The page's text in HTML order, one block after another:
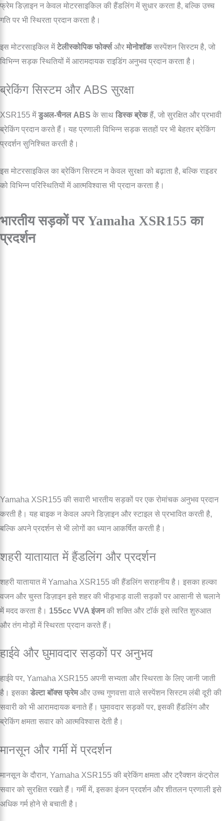
फ्रेम डिज़ाइन न केवल मोटरसाइकिल की हैंडलिंग में सुधार करता है, बल्कि उच्च
गति पर भी स्थिरता प्रदान करता है।
इस मोटरसाइकिल मेंटेलीस्कोपिक फोर्क्सऔर मोनोशॉकसस्पेंशन सिस्टम है, जो
विभिन्न सड़क स्थितियों में आरामदायक राइडिंग अनुभव प्रदान करता है।
ब्रेकिंग सिस्टम और ABS सुरक्षा
XSR155 मेंडुअल-चैनल ABS के साथ डिस्क ब्रेकहैं, जो सुरक्षित और प्रभावी
ब्रेकिंग प्रदान करते हैं। यह प्रणाली विभिन्न सड़क सतहों पर भी बेहतर ब्रेकिंग
प्रदर्शन सुनिश्चित करती है।
इस मोटरसाइकिल का ब्रेकिंग सिस्टम न केवल सुरक्षा को बढ़ाता है, बल्कि राइडर
को विभिन्न परिस्थितियों में आत्मविश्वास भी प्रदान करता है।
भारतीय सड़कों पर Yamaha XSR155 का
प्रदर्शन
Yamaha XSR155 की सवारी भारतीय सड़कों पर एक रोमांचक अनुभव प्रदान
करती है। यह बाइक न केवल अपने डिज़ाइन और स्टाइल से प्रभावित करती है,
बल्कि अपने प्रदर्शन से भी लोगों का ध्यान आकर्षित करती है।
शहरी यातायात में हैंडलिंग और प्रदर्शन
शहरी यातायात में Yamaha XSR155 की हैंडलिंग सराहनीय है। इसका हल्का
वजन और चुस्त डिज़ाइन इसे शहर की भीड़भाड़ वाली सड़कों पर आसानी से चलाने
में मदद करता है। 155cc VVA इंजनकी शक्ति और टॉर्क इसे त्वरित शुरुआत
और तंग मोड़ों में स्थिरता प्रदान करते हैं।
हाईवे और घुमावदार सड़कों पर अनुभव
हाईवे पर, Yamaha XSR155 अपनी सभ्यता और स्थिरता के लिए जानी जाती
है। इसका डेल्टा बॉक्स फ्रेमऔर उच्च गुणवत्ता वाले सस्पेंशन सिस्टम लंबी दूरी की
सवारी को भी आरामदायक बनाते हैं। घुमावदार सड़कों पर, इसकी हैंडलिंग और
ब्रेकिंग क्षमता सवार को आत्मविश्वास देती है।
मानसून और गर्मी में प्रदर्शन
मानसून के दौरान, Yamaha XSR155 की ब्रेकिंग क्षमता और ट्रैक्शन कंट्रोल
सवार को सुरक्षित रखते हैं। गर्मी में, इसका इंजन प्रदर्शन और शीतलन प्रणाली इसे
अधिक गर्म होने से बचाती है।